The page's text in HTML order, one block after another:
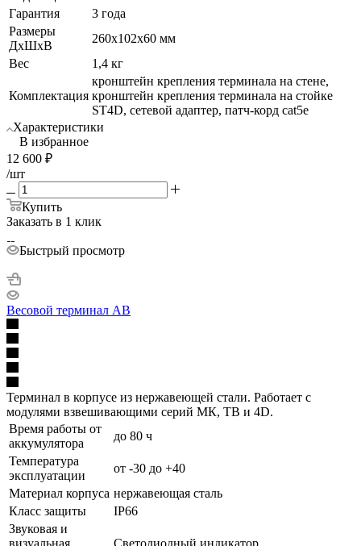
Гарантия
3 года
Размеры
ДхШхВ
260x102x60 мм
Вес
1,4 кг
Комплектация
кронштейн крепления терминала на стене,
кронштейн крепления терминала на стойке
ST4D, сетевой адаптер, патч-корд cat5е
Характеристики
В избранное
12 600 ₽
/шт
Купить
Заказать в 1 клик
Быстрый просмотр
Весовой терминал AB
Терминал в корпусе из нержавеющей стали. Работает с
модулями взвешивающими серий МК, ТВ и 4D.
Время работы от
аккумулятора
до 80 ч
Температура
эксплуатации
от -30 до +40
Материал корпуса нержавеющая сталь
Класс защиты
IP66
Звуковая и
визуальная
Светодиодный индикатор